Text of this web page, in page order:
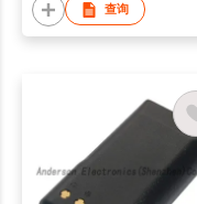
查询